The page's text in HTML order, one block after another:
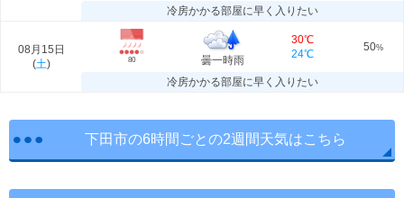
冷房かかる部屋に早く入りたい
08月15日
(土) 80 曇一時雨
30℃
24℃
50%
冷房かかる部屋に早く入りたい
下田市の6時間ごとの2週間天気はこちら